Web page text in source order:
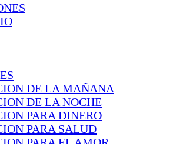
DE LA MAÑANA
DE LA NOCHE
PARA DINERO
PARA SALUD